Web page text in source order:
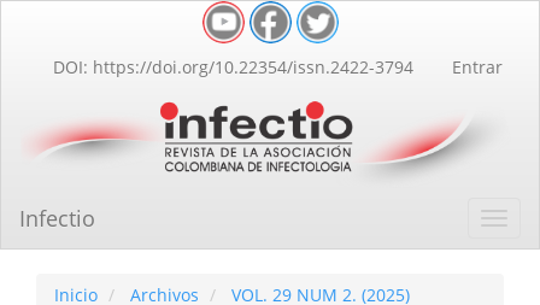
Contenido
principal
lateral
DOI: https://doi.org/10.22354/issn.2422-3794 Entrar
Infectio
Inicio Archivos
VOL. 29 NUM 2. (2025)